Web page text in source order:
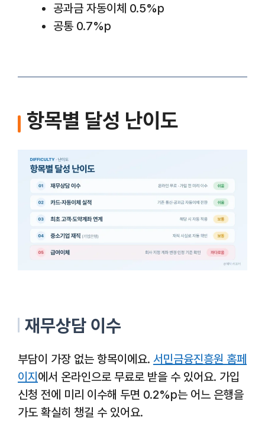
공과금 자동이체 0.5%p
공통 0.7%p
항목별 달성 난이도
재무상담 이수
부담이 가장 없는 항목이에요. 서민금융진흥원 홈페
이지 에서 온라인으로 무료로 받을 수 있어요. 가입
신청 전에 미리 이수해 두면 0.2%p는 어느 은행을
가도 확실히 챙길 수 있어요.